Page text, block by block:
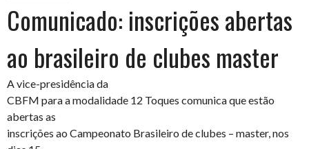
Comunicado: inscrições abertas
ao brasileiro de clubes master
A vice-presidência da
CBFM para a modalidade 12 Toques comunica que estão
abertas as
inscrições ao Campeonato Brasileiro de clubes – master, nos